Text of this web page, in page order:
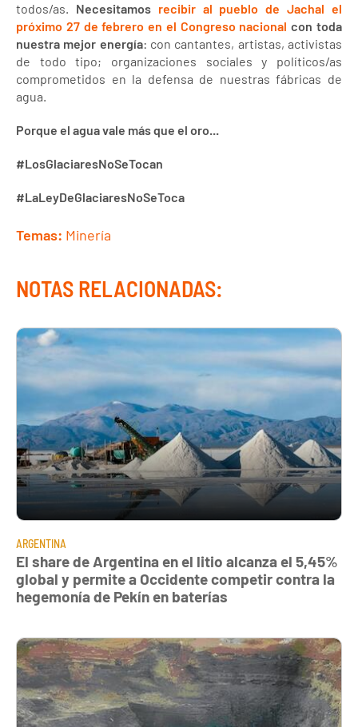
todos/as. Necesitamos recibir al pueblo de Jachal el
próximo 27 de febrero en el Congreso nacional con toda
nuestra mejor energía: con cantantes, artistas, activistas
de todo tipo; organizaciones sociales y políticos/as
comprometidos en la defensa de nuestras fábricas de
agua.
Porque el agua vale más que el oro...
#LosGlaciaresNoSeTocan
#LaLeyDeGlaciaresNoSeToca
Temas: Minería
NOTAS RELACIONADAS:
ARGENTINA
El share de Argentina en el litio alcanza el 5,45%
global y permite a Occidente competir contra la
hegemonía de Pekín en baterías